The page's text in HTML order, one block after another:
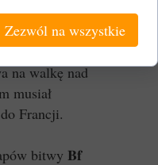
Bf 110 był
jak bombowce,
miał tylko
na walkę nad
musiał
Francji.
bitwy 𝐁𝐟
Zezwól na wszystkie